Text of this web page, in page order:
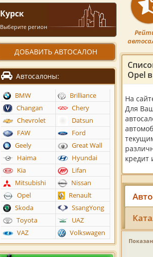
Opel
На
Для
кредит
Курск
Выберите регион
ДОБАВИТЬ АВТОСАЛОН
Автосалоны:
BMW
Brilliance
Changan
Chery
Chevrolet
Datsun
FAW
Ford
Geely
Great Wall
Haima
Hyundai
Kia
Lifan
Mitsubishi
Nissan
Opel
Renault
Skoda
SsangYong
Toyota
UAZ
VAZ
Volkswagen